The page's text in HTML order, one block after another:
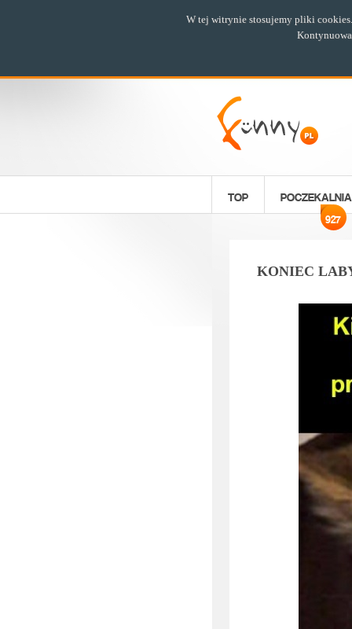
TOP POCZEKALNIA
927
KONIEC
W tej witrynie stosujemy pliki